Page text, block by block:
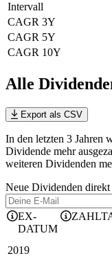
Intervall
CAGR 3Y
CAGR 5Y
CAGR 10Y
Alle
Export als CSV
In den letzten 3
Dividende mehr
weiteren Dividenden
Neue Dividenden
EX-
DATUM
2019